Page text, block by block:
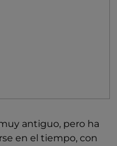
antiguo, pero ha
en el tiempo, con